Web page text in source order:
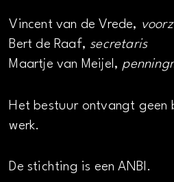
Vincent van de Vrede,
Bert de Raaf, secretaris
Maartje van Meijel,
Het bestuur ontvangt geen
werk.
De stichting is een ANBI.